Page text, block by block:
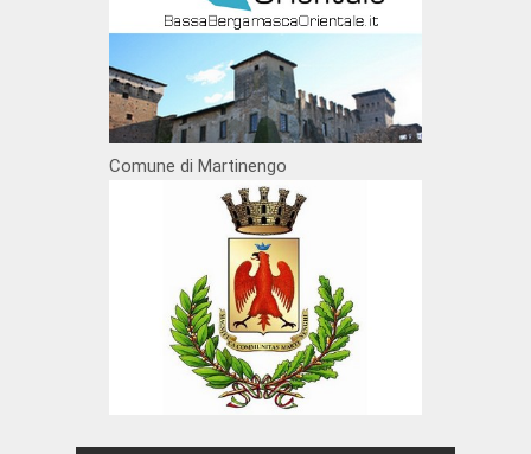
Comune di Martinengo